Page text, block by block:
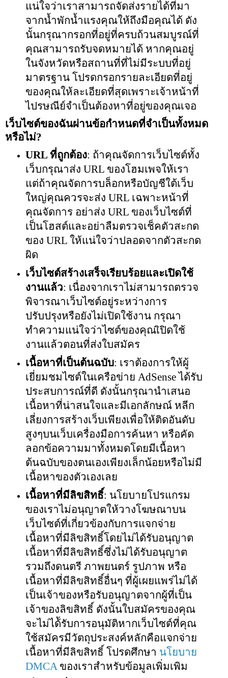
แน่ใจว่าเราสามารถจัดส่งรายได้ที่มา
จากน้ำพักน้ำแรงคุณให้ถึงมือคุณได้ ดัง
นั้นกรุณากรอกที่อยู่ที่ครบถ้วนสมบูรณ์ที่
คุณสามารถรับจดหมายได้ หากคุณอยู่
ในจังหวัดหรือสถานที่ที่ไม่มีระบบที่อยู่
มาตรฐาน โปรดกรอกรายละเอียดที่อยู่
ของคุณให้ละเอียดที่สุดเพราะเจ้าหน้าที่
ไปรษณีย์จำเป็นต้องหาที่อยู่ของคุณเจอ
เว็บไซต์ของฉันผ่านข้อกำหนดที่จำเป็นทั้งหมด
หรือไม่?
URL ที่ถูกต้อง: ถ้าคุณจัดการเว็บไซต์ทั้ง
เว็บกรุณาส่ง URL ของโฮมเพจให้เรา
แต่ถ้าคุณจัดการบล็อกหรือบัญชีใต้เว็บ
ใหญ่คุณควรจะส่ง URL เฉพาะหน้าที่
คุณจัดการ อย่าส่ง URL ของเว็บไซต์ที่
เป็นโฮสต์และอย่าลืมตรวจเช็คตัวสะกด
ของ URL ให้แน่ใจว่าปลอดจากตัวสะกด
ผิด
เว็บไซต์สร้างเสร็จเรียบร้อยและเปิดใช้
งานแล้ว: เนื่องจากเราไม่สามารถตรวจ
พิจารณาเว็บไซต์อยู่ระหว่างการ
ปรับปรุงหรือยังไม่เปิดใช้งาน กรุณา
ทำความแน่ใจว่าไซต์ของคุณเิปิดใช้
งานแล้วตอนที่ส่งใบสมัคร
เนื้อหาที่เป็นต้นฉบับ: เราต้องการให้ผู้
เยี่ยมชมไซต์ในเครือข่าย AdSense ได้รับ
ประสบการณ์ที่ดี ดังนั้นกรุณานำเสนอ
เนื้อหาที่น่าสนใจและมีเอกลักษณ์ หลีก
เลี่ยงการสร้างเว็บเพียงเพื่อให้ติดอันดับ
สูงๆบนเว็บเครื่องมือการค้นหา หรือคัด
ลอกข้อความมาทั้งหมดโดยมีเนื้อหา
ต้นฉบับของตนเองเพียงเล็กน้อยหรือไม่มี
เนื้อหาของตัวเองเลย
เนื้อหาที่มีลิขสิทธิ์: นโยบายโปรแกรม
ของเราไม่อนุญาตให้วางโฆษณาบน
เว็บไซต์ที่เกี่ยวข้องกับการแจกจ่าย
เนื้อหาที่มีลิขสิทธิ์โดยไม่ได้รับอนุญาต
เนื้อหาที่มีลิขสิทธิ์ซึ่งไม่ได้รับอนุญาต
รวมถึงดนตรี ภาพยนตร์ รูปภาพ หรือ
เนื้อหาที่มีลิขสิทธิ์อื่นๆ ที่ผู้เผยแพร่ไม่ได้
เป็นเจ้าของหรือรับอนุญาตจากผู้ที่เป็น
เจ้าของลิขสิทธิ์ ดังนั้นใบสมัครของคุณ
จะไม่ได้ัรับการอนุมัติหากเว็บไซต์ที่คุณ
ใช้สมัครมีวัตถุประสงค์หลักคือแจกจ่าย
เนื้อหาที่มีลิขสิทธิ์ โปรดศึกษา นโยบาย
DMCA ของเราสำหรับข้อมูลเพิ่มเพิม